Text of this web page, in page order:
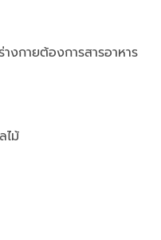
งกายต้องการสารอาหาร
ไม้